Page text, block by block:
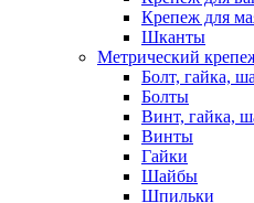
Крепеж для
Шканты
Метрический
Болт, гайка,
Болты
Винт, гайка,
Винты
Гайки
Шайбы
Шпильки